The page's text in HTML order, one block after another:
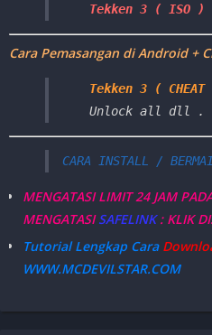
Tekken 3 ( ISO )
Cara Pemasangan di Android +
Tekken 3 ( CHEAT
Unlock all dll .
CARA INSTALL /
MENGATASI LIMIT 24 JAM
MENGATASISAFELINK: KLIK
Tutorial Lengkap Cara
WWW.MCDEVILSTAR.COM